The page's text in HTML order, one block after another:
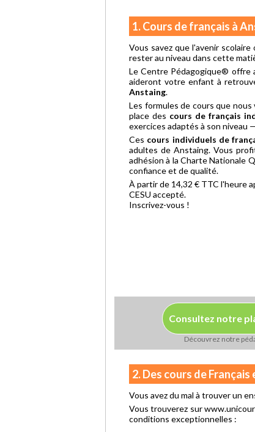
1. Cours de français à
Vous savez que l'avenir
rester au niveau dans cette
Le Centre Pédagogique® offre
aideront votre enfant à
Anstaing.
Les formules de cours que
place des cours de français
exercices adaptés à son niveau
Ces cours individuels de
adultes de Anstaing. Vous
adhésion à la Charte Nationale
confiance et de qualité.
À partir de 14,32 € TTC l'heure
CESU accepté.
Inscrivez-vous !
Consultez notre
Découvrez notre
2. Des cours de
Vous avez du mal à trouver un
Vous trouverez sur
conditions exceptionnelles :